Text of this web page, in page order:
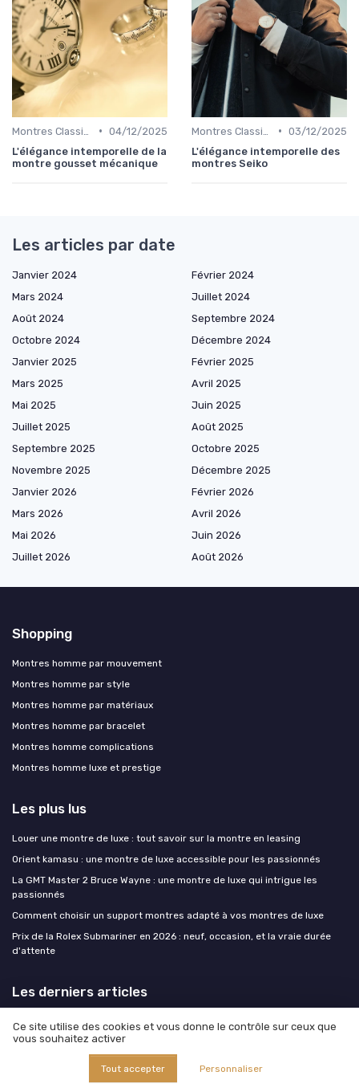
• 04/12/2025
L'élégance intemporelle de la
montre gousset mécanique
• 03/12/2025
L'élégance intemporelle des
montres Seiko
Les articles par date
Janvier 2024
Février 2024
Mars 2024
Juillet 2024
Août 2024
Septembre 2024
Octobre 2024
Décembre 2024
Janvier 2025
Février 2025
Mars 2025
Avril 2025
Mai 2025
Juin 2025
Juillet 2025
Août 2025
Septembre 2025
Octobre 2025
Novembre 2025
Décembre 2025
Janvier 2026
Février 2026
Mars 2026
Avril 2026
Mai 2026
Juin 2026
Juillet 2026
Août 2026
Shopping
Montres homme par mouvement
Montres homme par style
Montres homme par matériaux
Montres homme par bracelet
Montres homme complications
Montres homme luxe et prestige
Les plus lus
Louer une montre de luxe : tout savoir sur la montre en leasing
Orient kamasu : une montre de luxe accessible pour les passionnés
La GMT Master 2 Bruce Wayne : une montre de luxe qui intrigue les
passionnés
Comment choisir un support montres adapté à vos montres de luxe
Prix de la Rolex Submariner en 2026 : neuf, occasion, et la vraie durée
d'attente
Les derniers articles
Le tourbillon en question : chef-d'œuvre mécanique ou argument de
vitrine ?
Zenith Chronomaster et l'El Primero : ce que 36 000 alternances
changent au poignet
Ce site utilise des cookies et vous donne le contrôle sur ceux que
vous souhaitez activer
Tout accepter Personnaliser